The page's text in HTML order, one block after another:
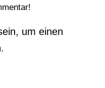
um einen